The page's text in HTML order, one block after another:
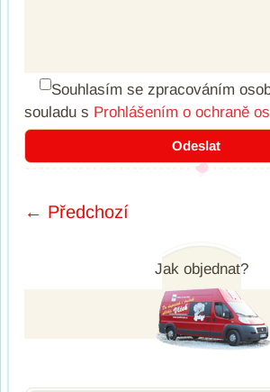
Souhlasím se zpracováním
souladu s Prohlášením o ochraně
← Předchozí
Jak objednat?